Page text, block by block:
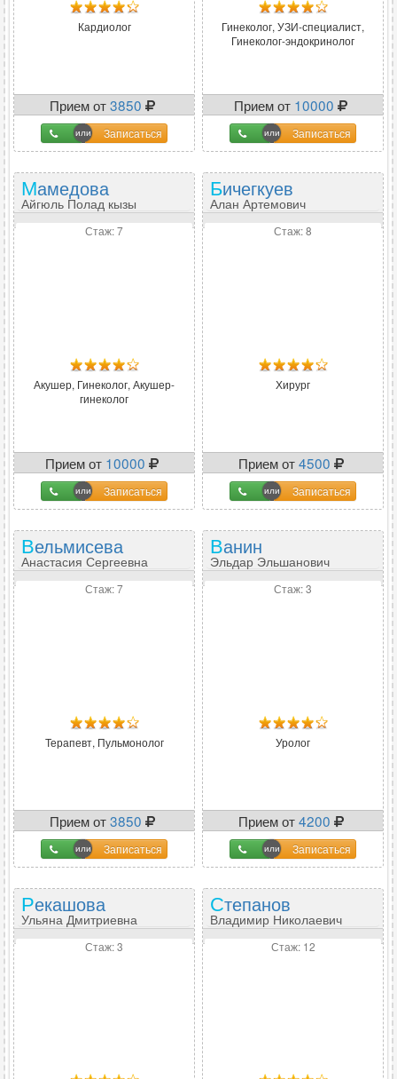
Кардиолог
Прием от3850
Записаться
Гинеколог, УЗИ-специалист,
Гинеколог-эндокринолог
Прием от 10000
Записаться
Мамедова
Айгюль Полад кызы
Стаж: 7
Акушер, Гинеколог, Акушер-
гинеколог
Прием от 10000
Записаться
Бичегкуев
Алан Артемович
Стаж: 8
Хирург
Прием от4500
Записаться
Вельмисева
Анастасия Сергеевна
Стаж: 7
Терапевт, Пульмонолог
Прием от3850
Записаться
Ванин
Эльдар Эльшанович
Стаж: 3
Уролог
Прием от4200
Записаться
Рекашова
Ульяна Дмитриевна
Стаж: 3
Степанов
Владимир Николаевич
Стаж: 12